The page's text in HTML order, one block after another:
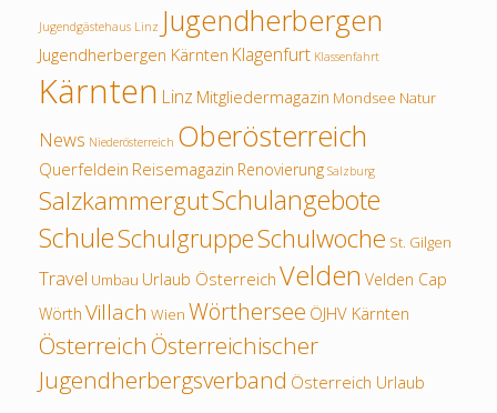
Jugendgästehaus Linz Jugendherbergen
Jugendherbergen Kärnten Klagenfurt Klassenfahrt
Kärnten Linz Mitgliedermagazin Mondsee Natur
News Niederösterreich Oberösterreich
Querfeldein Reisemagazin Renovierung Salzburg
SalzkammergutSchulangebote
SchuleSchulgruppeSchulwoche St. Gilgen
Travel Umbau Urlaub Österreich Velden Velden Cap
Wörth Villach Wien Wörthersee ÖJHV Kärnten
Österreich Österreichischer
Jugendherbergsverband Österreich Urlaub